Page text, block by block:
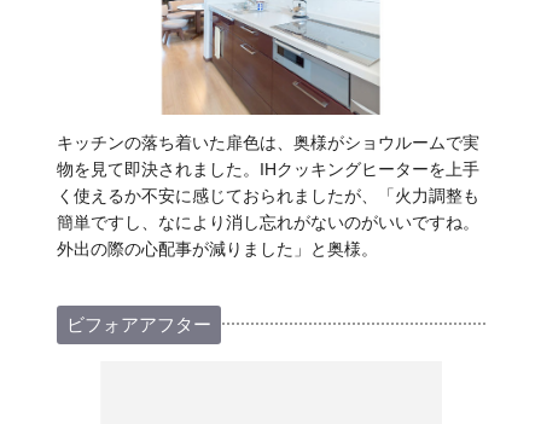
キッチンの落ち着いた扉色は、奥様がショウルームで実
物を見て即決されました。IHクッキングヒーターを上手
く使えるか不安に感じておられましたが、「火力調整も
簡単ですし、なにより消し忘れがないのがいいですね。
外出の際の心配事が減りました」と奥様。
ビフォアアフター